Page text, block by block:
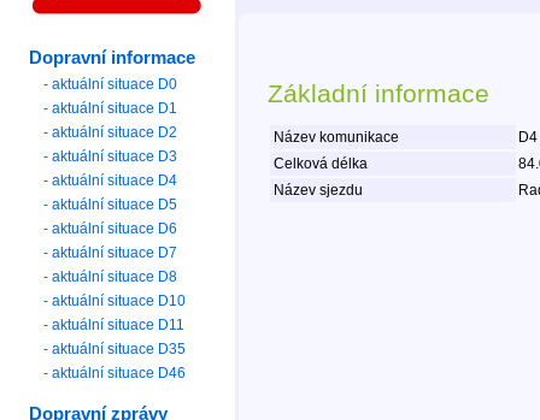
Základní informace
Název komunikace
Celková délka
Název sjezdu
Dopravní informace
- aktuální situace D0
- aktuální situace D1
- aktuální situace D2
- aktuální situace D3
- aktuální situace D4
- aktuální situace D5
- aktuální situace D6
- aktuální situace D7
- aktuální situace D8
- aktuální situace D10
- aktuální situace D11
- aktuální situace D35
- aktuální situace D46
Dopravní zprávy